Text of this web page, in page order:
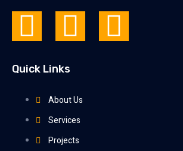
Quick Links
About Us
Services
Projects